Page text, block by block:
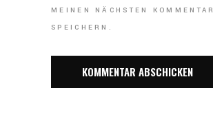
MEINEN NÄCHSTEN KOMMENTAR
SPEICHERN.